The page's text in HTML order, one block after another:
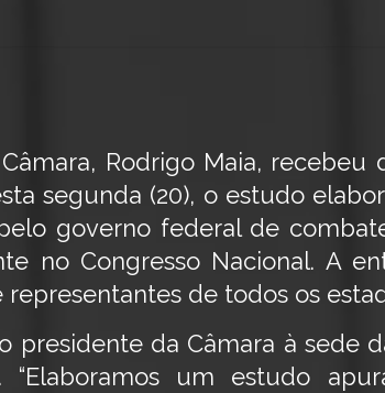
Rodrigo Maia,
segunda (20), o estudo
governo federal de
no Congresso Nacional. A
de todos os
presidente da Câmara à sede
“Elaboramos um estudo